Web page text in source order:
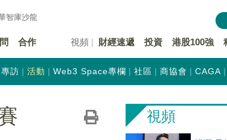
智庫沙龍
合作 視頻 財經速遞 投資 港股100強
專訪 活動 Web3 Space專欄 社區 商協會 CAGA
視頻